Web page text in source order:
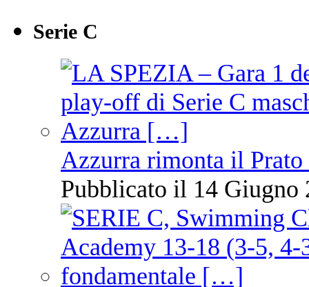
Serie C
Azzurra rimonta il Prato
Pubblicato il 14 Giugno